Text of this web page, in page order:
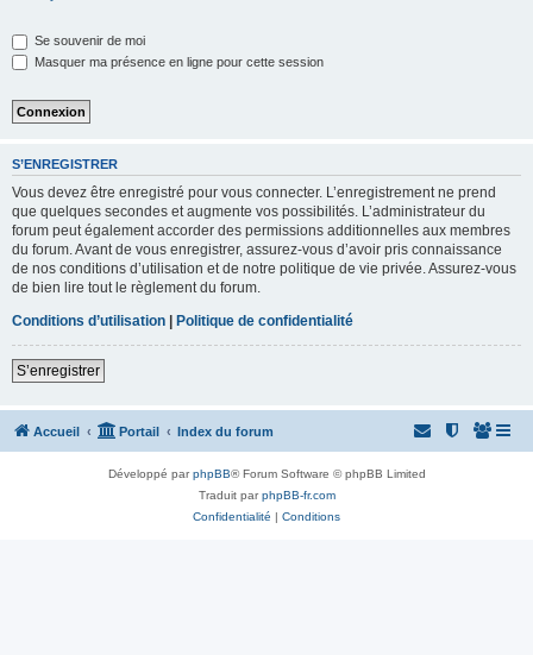
Se souvenir de moi
Masquer ma présence en ligne pour cette session
S’ENREGISTRER
Vous devez être enregistré pour vous connecter. L’enregistrement ne prend
que quelques secondes et augmente vos possibilités. L’administrateur du
forum peut également accorder des permissions additionnelles aux membres
du forum. Avant de vous enregistrer, assurez-vous d’avoir pris connaissance
de nos conditions d’utilisation et de notre politique de vie privée. Assurez-vous
de bien lire tout le règlement du forum.
Conditions d’utilisation | Politique de confidentialité
S’enregistrer
Accueil Portail Index du forum
Développé parphpBB® Forum Software © phpBB Limited
Traduit parphpBB-fr.com
Confidentialité | Conditions